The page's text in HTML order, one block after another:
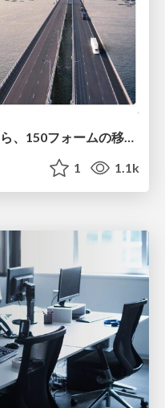
AI Agent に“攻略本”を渡したら、150フォームの移行が回り始めた話/登壇資料（高橋 悟生）
1 1.1k